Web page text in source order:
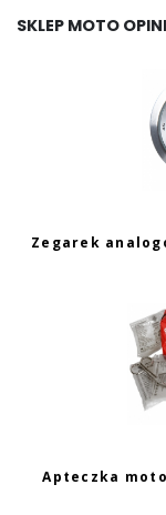
SKLEP MOTO
Zegarek
Apteczka